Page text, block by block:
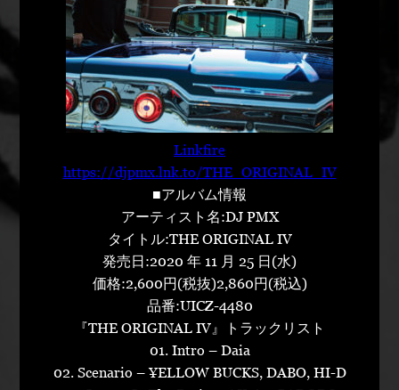
Linkfire
https://djpmx.lnk.to/THE_ORIGINAL_IV
■アルバム情報
アーティスト名:DJ PMX
タイトル:THE ORIGINAL IV
発売日:2020 年 11 月 25 日(水)
価格:2,600円(税抜)2,860円(税込)
品番:UICZ-4480
『THE ORIGINAL IV』トラックリスト
01. Intro – Daia
02. Scenario – ¥ELLOW BUCKS, DABO, HI-D